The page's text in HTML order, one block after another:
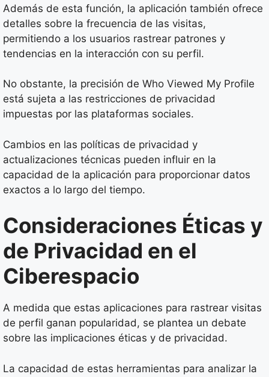
Además de esta función, la aplicación también ofrece
detalles sobre la frecuencia de las visitas,
permitiendo a los usuarios rastrear patrones y
tendencias en la interacción con su perfil.
No obstante, la precisión de Who Viewed My Profile
está sujeta a las restricciones de privacidad
impuestas por las plataformas sociales.
Cambios en las políticas de privacidad y
actualizaciones técnicas pueden influir en la
capacidad de la aplicación para proporcionar datos
exactos a lo largo del tiempo.
Consideraciones Éticas y
de Privacidad en el
Ciberespacio
A medida que estas aplicaciones para rastrear visitas
de perfil ganan popularidad, se plantea un debate
sobre las implicaciones éticas y de privacidad.
La capacidad de estas herramientas para analizar la